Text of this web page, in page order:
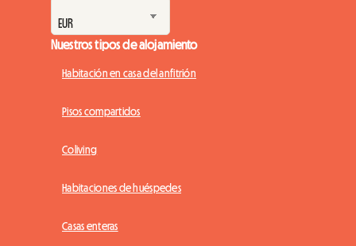
Nuestros tipos de alojamiento
Habitación en casa del anfitrión
Pisos compartidos
Coliving
Habitaciones de huéspedes
Casas enteras